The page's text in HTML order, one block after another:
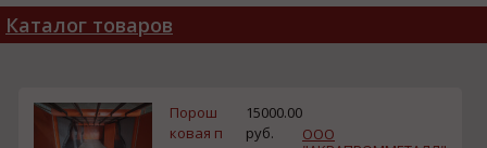
Каталог товаров
Порош
ковая п
15000.00
руб.
ООО